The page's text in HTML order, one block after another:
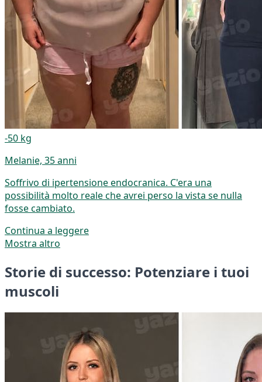
-50 kg
Melanie, 35 anni
Soffrivo di ipertensione endocranica. C'era una
possibilità molto reale che avrei perso la vista se nulla
fosse cambiato.
Continua a leggere
Mostra altro
Storie di successo: Potenziare i tuoi
muscoli